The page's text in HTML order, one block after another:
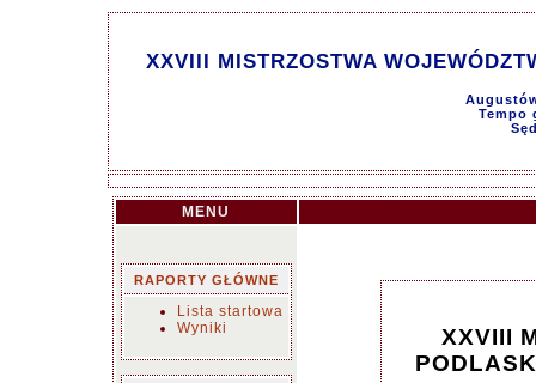
XXVIII MISTRZOSTWA
Tempo
MENU
RAPORTY GŁÓWNE
Lista startowa
Wyniki
XXVIII